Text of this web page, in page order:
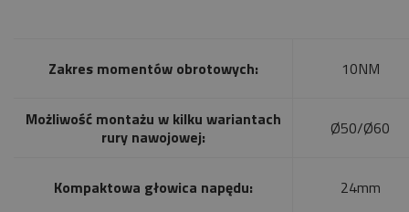
Zakres momentów obrotowych: 10NM
Możliwość montażu w kilku wariantach
rury nawojowej:
Ø50/Ø60
Kompaktowa głowica napędu: 24mm